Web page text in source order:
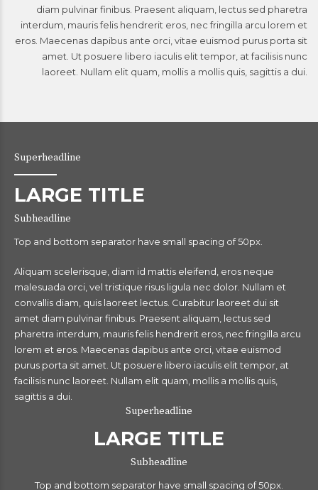
diam pulvinar finibus. Praesent aliquam, lectus sed pharetra
interdum, mauris felis hendrerit eros, nec fringilla arcu lorem et
eros. Maecenas dapibus ante orci, vitae euismod purus porta sit
amet. Ut posuere libero iaculis elit tempor, at facilisis nunc
laoreet. Nullam elit quam, mollis a mollis quis, sagittis a dui.
Superheadline
LARGE TITLE
Subheadline
Top and bottom separator have small spacing of 50px.
Aliquam scelerisque, diam id mattis eleifend, eros neque
malesuada orci, vel tristique risus ligula nec dolor. Nullam et
convallis diam, quis laoreet lectus. Curabitur laoreet dui sit
amet diam pulvinar finibus. Praesent aliquam, lectus sed
pharetra interdum, mauris felis hendrerit eros, nec fringilla arcu
lorem et eros. Maecenas dapibus ante orci, vitae euismod
purus porta sit amet. Ut posuere libero iaculis elit tempor, at
facilisis nunc laoreet. Nullam elit quam, mollis a mollis quis,
sagittis a dui.
Superheadline
LARGE TITLE
Subheadline
Top and bottom separator have small spacing of 50px.